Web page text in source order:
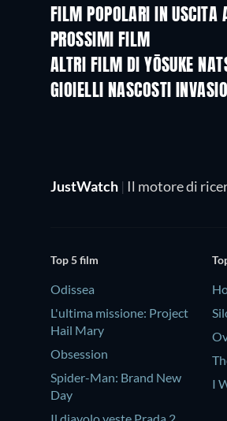
FILM POPOLARI IN USCITA
PROSSIMI FILM
ALTRI FILM DI YŌSUKE
GIOIELLI NASCOSTI
JustWatch | Il motore di
Top 5 film
Odissea
L'ultima missione: Project
Hail Mary
Obsession
Spider-Man: Brand New
Day
I